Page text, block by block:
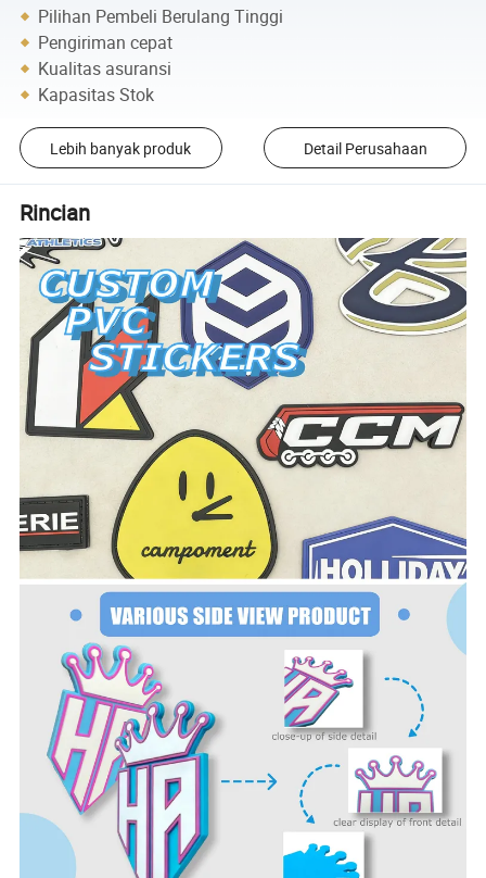
Pilihan Pembeli Berulang Tinggi
Pengiriman cepat
Kualitas asuransi
Kapasitas Stok
Lebih banyak produk Detail Perusahaan
Rincian